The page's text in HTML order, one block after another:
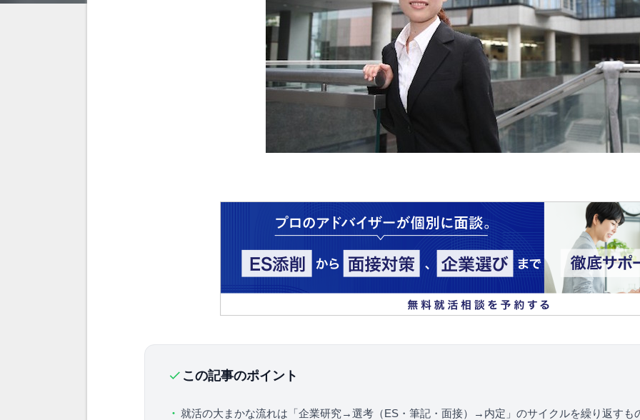
この記事のポイント
就活の大まかな流れは「企業研究→選考（ES・筆記・面接）→内定」のサイクルを繰り返すも